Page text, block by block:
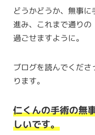
どうかどうか、無事
進み、これまで通りの
過ごせますように。
ブログを読んでくだ
ります。
仁くんの手術の無
しいです。